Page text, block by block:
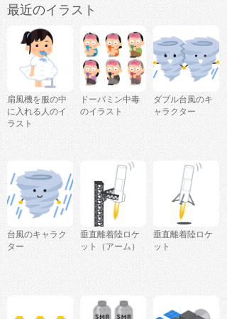
最近のイラスト
扇風機を服の中
に入れる人のイ
ラスト
ドーパミン中毒
のイラスト
ダブル台風のキ
ャラクター
台風のキャラク
ター
垂直離着陸ロケ
ット（アーム）
垂直離着陸ロケ
ット